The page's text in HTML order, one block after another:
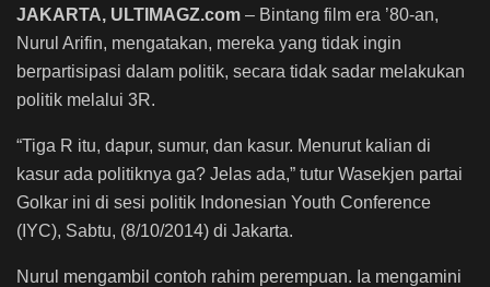
JAKARTA, ULTIMAGZ.com – Bintang film era ’80-an,
Nurul Arifin, mengatakan, mereka yang tidak ingin
berpartisipasi dalam politik, secara tidak sadar melakukan
politik melalui 3R.
“Tiga R itu, dapur, sumur, dan kasur. Menurut kalian di
kasur ada politiknya ga? Jelas ada,” tutur Wasekjen partai
Golkar ini di sesi politik Indonesian Youth Conference
(IYC), Sabtu, (8/10/2014) di Jakarta.
Nurul mengambil contoh rahim perempuan. Ia mengamini